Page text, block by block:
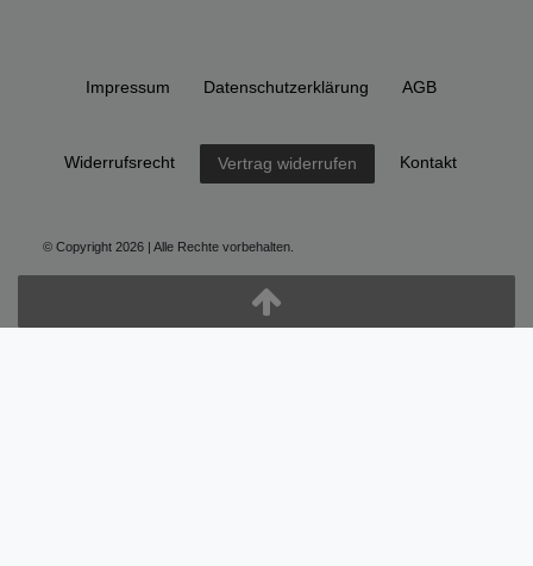
Impressum Daten­schutz­erklärung AGB
Widerrufs­recht Vertrag widerrufen Kontakt
© Copyright 2026 | Alle Rechte vorbehalten.